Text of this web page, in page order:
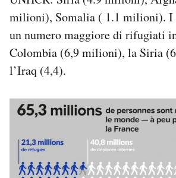
milioni), Somalia ( 1.1 milioni). I
un numero maggiore di rifugiati
Colombia (6,9 milioni), la Siria
l’Iraq (4,4).